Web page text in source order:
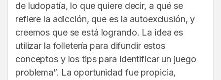
de ludopatía, lo que quiere decir, a qué se
refiere la adicción, que es la autoexclusión, y
creemos que se está logrando. La idea es
utilizar la folletería para difundir estos
conceptos y los tips para identificar un juego
problema”. La oportunidad fue propicia,